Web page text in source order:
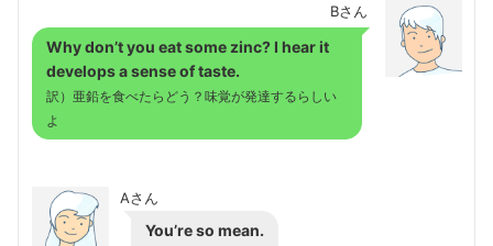
Bさん
Why don’t you eat some zinc? I hear it
develops a sense of taste.
訳）亜鉛を食べたらどう？味覚が発達するらしい
よ
Aさん
You’re so mean.